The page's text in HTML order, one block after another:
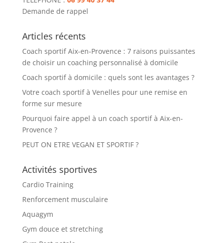
Demande de rappel
Articles récents
Coach sportif Aix-en-Provence : 7 raisons puissantes
de choisir un coaching personnalisé à domicile
Coach sportif à domicile : quels sont les avantages ?
Votre coach sportif à Venelles pour une remise en
forme sur mesure
Pourquoi faire appel à un coach sportif à Aix-en-
Provence ?
PEUT ON ETRE VEGAN ET SPORTIF ?
Activités sportives
Cardio Training
Renforcement musculaire
Aquagym
Gym douce et stretching